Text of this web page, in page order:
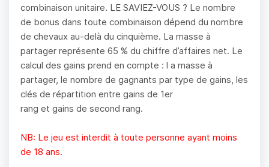
combinaison unitaire. LE SAVIEZ-VOUS ? Le nombre
de bonus dans toute combinaison dépend du nombre
de chevaux au-delà du cinquième. La masse à
partager représente 65 % du chiffre d’affaires net. Le
calcul des gains prend en compte : l a masse à
partager, le nombre de gagnants par type de gains, les
clés de répartition entre gains de 1er
rang et gains de second rang.
NB: Le jeu est interdit à toute personne ayant moins
de 18 ans.